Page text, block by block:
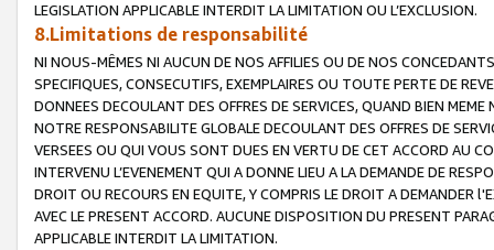
LEGISLATION APPLICABLE INTERDIT LA LIMITATION OU L’EXCLUSION.
8.Limitations de responsabilité
NI NOUS-MÊMES NI AUCUN DE NOS AFFILIES OU DE NOS
SPECIFIQUES, CONSECUTIFS, EXEMPLAIRES OU TOUTE PERTE DE
DONNEES DECOULANT DES OFFRES DE SERVICES, QUAND BIEN
NOTRE RESPONSABILITE GLOBALE DECOULANT DES OFFRES DE
VERSEES OU QUI VOUS SONT DUES EN VERTU DE CET ACCORD AU
INTERVENU L’EVENEMENT QUI A DONNE LIEU A LA DEMANDE DE
DROIT OU RECOURS EN EQUITE, Y COMPRIS LE DROIT A DEMANDER
AVEC LE PRESENT ACCORD. AUCUNE DISPOSITION DU PRESENT
APPLICABLE INTERDIT LA LIMITATION.